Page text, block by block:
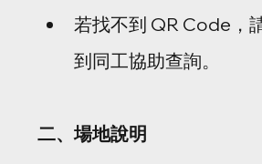
若找不到 QR Code，
到同工協助查詢。
二、場地說明